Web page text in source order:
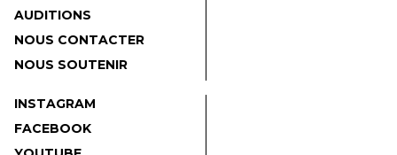
AUDITIONS
NOUS CONTACTER
NOUS SOUTENIR
INSTAGRAM
FACEBOOK